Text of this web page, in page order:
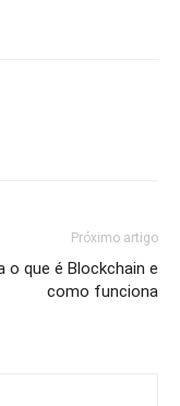
Próximo artigo
o que é Blockchain e
como funciona